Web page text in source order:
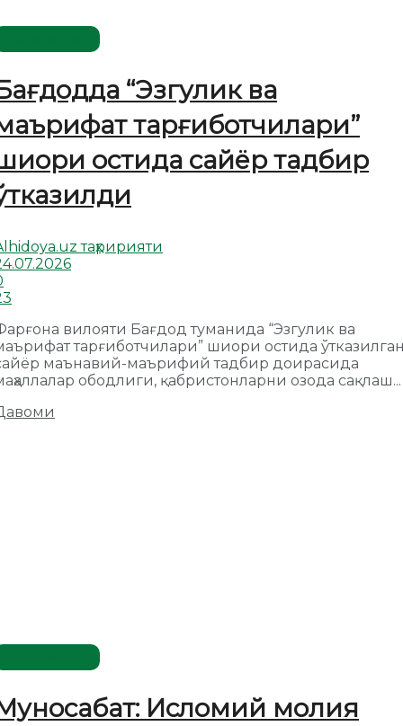
“Эзгулик ва
тарғиботчилари”
остида сайёр тадбир
таҳририяти
вилояти Бағдод туманида “Эзгулик ва
тарғиботчилари” шиори остида
маънавий-маърифий тадбир доирасида
ободлиги, қабристонларни озода сақлаш...
Исломий молия